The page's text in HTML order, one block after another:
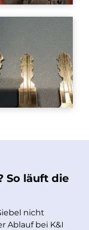
So läuft die
nicht
Ablauf bei K&I